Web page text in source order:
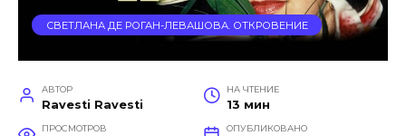
СВЕТЛАНА ДЕ РОГАН-ЛЕВАШОВА. ОТКРОВЕНИЕ
АВТОР
Ravesti Ravesti
НА ЧТЕНИЕ
13 мин
ПРОСМОТРОВ ОПУБЛИКОВАНО